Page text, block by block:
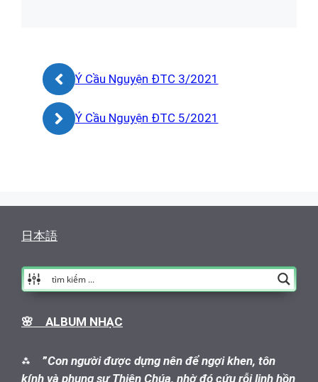
Ý Cầu Nguyện ĐTC 3/2021
Ý Cầu Nguyện ĐTC 5/2021
日本語
🌸 ALBUM NHẠC
⁂ ”Con người được dựng nên để ngợi khen, tôn
kính và phụng sự Thiên Chúa, nhờ đó cứu rỗi linh hồn